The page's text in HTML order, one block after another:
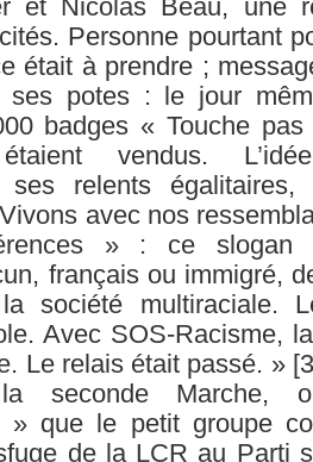
et Nicolas Beau, une
Personne pourtant
était à prendre ;
ses potes : le jour
badges « Touche
étaient vendus.
ses relents
avec nos
» : ce slogan
français ou immigré,
société multiraciale.
Avec SOS-Racisme,
Le relais était passé. »
la seconde Marche,
» que le petit groupe
de la LCR au Parti